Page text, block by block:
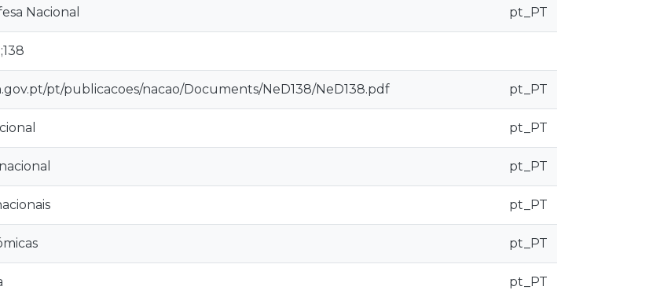
Nacional pt_PT
pt/publicacoes/nacao/Documents/NeD138/NeD138.pdf pt_PT
pt_PT
pt_PT
pt_PT
pt_PT
pt_PT